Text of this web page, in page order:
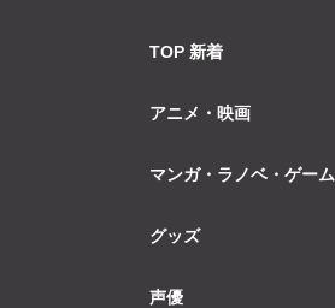
TOP 新着
アニメ・映画
マンガ・ラノベ・ゲーム
グッズ
声優